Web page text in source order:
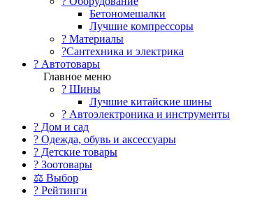
Бетономешалки
Лучшие компрессоры
? Материалы
?Сантехника и электрика
? Автотовары
Главное меню
? Шины
Лучшие китайские шины
? Автоэлектроника и инструменты
? Дом и сад
? Одежда, обувь и аксессуары
? Детские товары
? Зоотовары
⚖ Выбор
? Рейтинги